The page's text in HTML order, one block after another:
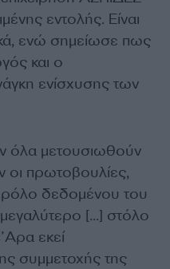
εντολής. Είναι
ενώ σημείωσε πως
και ο
ενίσχυσης των
όλα μετουσιωθούν
οι πρωτοβουλίες,
ρόλο δεδομένου του
μεγαλύτερο […] στόλο
εκεί
συμμετοχής της